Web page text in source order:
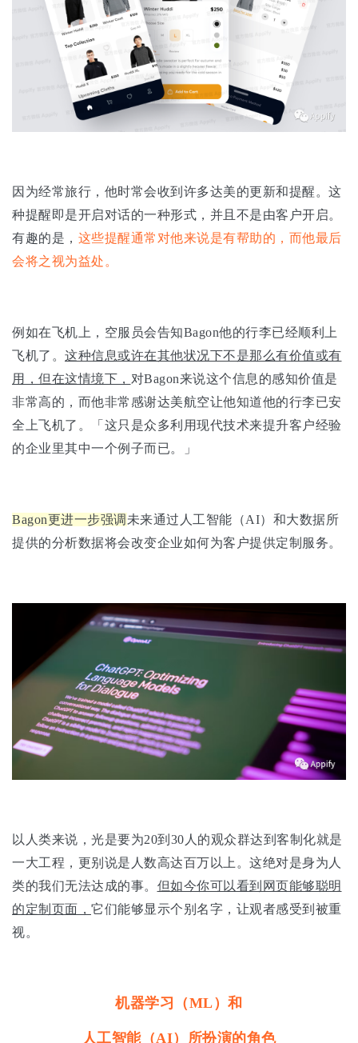
因为经常旅行，他时常会收到许多达美的更新和提醒。这
种提醒即是开启对话的一种形式，并且不是由客户开启。
有趣的是， 这些提醒通常对他来说是有帮助的，而他最后
会将之视为益处。
例如在飞机上，空服员会告知Bagon他的行李已经顺利上
飞机了。 这种信息或许在其他状况下不是那么有价值或有
用，但在这情境下， 对Bagon来说这个信息的感知价值是
非常高的，而他非常感谢达美航空让他知道他的行李已安
全上飞机了。「这只是众多利用现代技术来提升客户经验
的企业里其中一个例子而已。」
Bagon更进一步强调 未来通过人工智能（AI）和大数据所
提供的分析数据将会改变企业如何为客户提供定制服务。
以人类来说，光是要为20到30人的观众群达到客制化就是
一大工程，更别说是人数高达百万以上。这绝对是身为人
类的我们无法达成的事。 但如今你可以看到网页能够聪明
的定制页面， 它们能够显示个别名字，让观者感受到被重
视。
机器学习（ML）和
人工智能（AI）所扮演的角色